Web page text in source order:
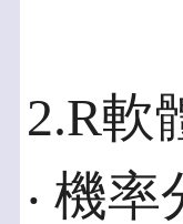
2.R軟
‧ 機